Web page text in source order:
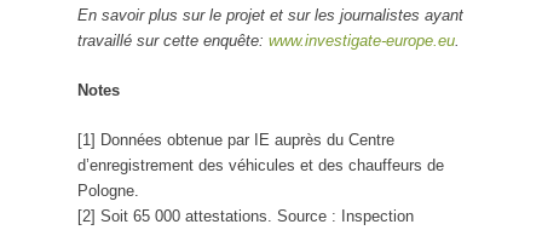
En savoir plus sur le projet et sur les journalistes ayant
travaillé sur cette enquête: www.investigate-europe.eu
Notes
[1] Données obtenue par IE auprès du Centre
d’enregistrement des véhicules et des chauffeurs de
Pologne.
[2] Soit 65 000 attestations. Source : Inspection